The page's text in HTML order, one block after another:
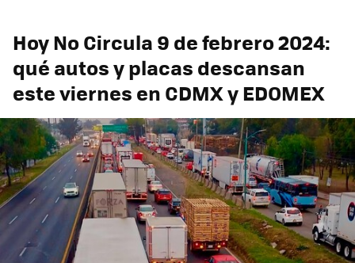
Hoy No Circula 9 de febrero 2024:
qué autos y placas descansan
este viernes en CDMX y EDOMEX